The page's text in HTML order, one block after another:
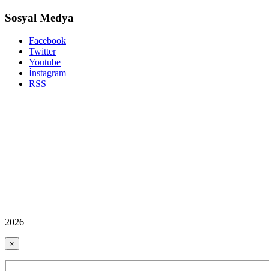
Sosyal Medya
Facebook
Twitter
Youtube
İnstagram
RSS
2026
×